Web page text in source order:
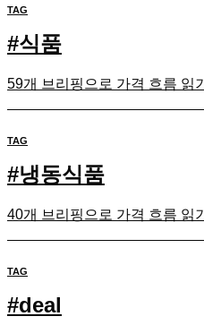
TAG
#식품
59개 브리핑으로 가격 흐름 읽기
TAG
#냉동식품
40개 브리핑으로 가격 흐름 읽기
TAG
#deal